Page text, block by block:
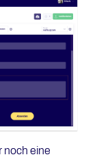
noch eine